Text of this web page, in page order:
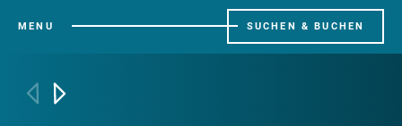
MENU SUCHEN & BUCHEN